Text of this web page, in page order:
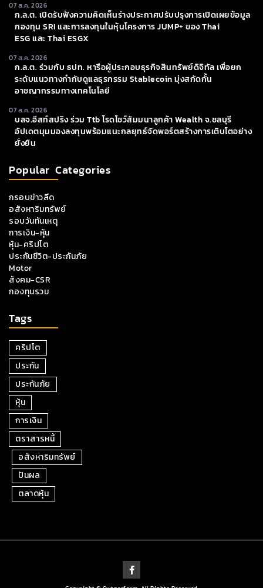
07 ส.ค. 2026
ก.ล.ต. เปิดรับฟังความคิดเห็นร่างประกาศปรับปรุงการเปิดเผยข้อมูล
กองทุน SRI และการลงทุนในหุ้นโครงการ JUMP+ ของ Thai
ESG และ Thai ESGX
07 ส.ค. 2026
ก.ล.ต. ร่วมกับ ธปท. หารือผู้ประกอบธุรกิจสินทรัพย์ดิจิทัล เพื่อยก
ระดับแนวทางกำกับดูแลธุรกรรม Stablecoin มุ่งสกัดกั้น
อาชญากรรมทางเทคโนโลยี
07 ส.ค. 2026
บลจ.อีสท์สปริง ร่วม Ttb โรดโชว์สัมมนาลูกค้า Wealth จ.ชลบุรี
อัปเดตมุมมองลงทุนพร้อมแนะกลยุทธ์จัดพอร์ตสร้างการเติบโตอย่าง
ยั่งยืน
Popular Categories
กรอบข่าวลีด
อสังหาริมทรัพย์
รอบวันทันเหตุ
การเงิน-หุ้น
หุ้น-คริปโต
ประกันชีวิต-ประกันภัย
Motor
สังคม-CSR
กองทุนรวม
Tags
คริปโต
ประกัน
ประกันภัย
หุ้น
การเงิน
ตราสารหนี้
อสังหาริมทรัพย์
ปันผล
ตลาดหุ้น